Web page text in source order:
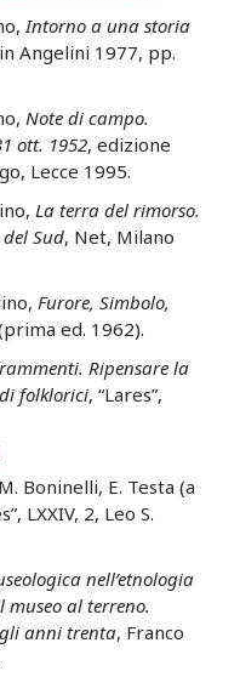
Intorno a una storia
Angelini 1977, pp.
Note di campo.
ott. 1952, edizione
Lecce 1995.
La terra del rimorso.
Sud, Net, Milano
Furore, Simbolo,
ed. 1962).
Ripensare la
folklorici, “Lares”,
Boninelli, E. Testa (a
LXXIV, 2, Leo S.
nell’etnologia
museo al terreno.
anni trenta, Franco